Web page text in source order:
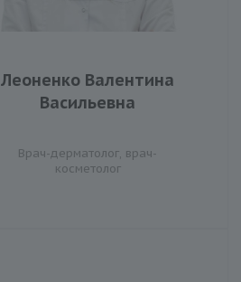
Леоненко Валентина
Васильевна
Врач-дерматолог, врач-
косметолог